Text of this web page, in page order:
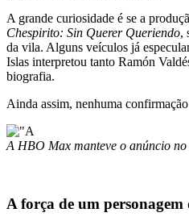
A grande curiosidade é se a
Chespirito: Sin Querer Queriendo,
da vila. Alguns veículos já
Islas interpretou tanto Ramón
biografia.
Ainda assim, nenhuma
A HBO Max manteve o anúncio
A força de um personagem